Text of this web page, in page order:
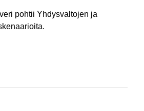
pohtii Yhdysvaltojen ja